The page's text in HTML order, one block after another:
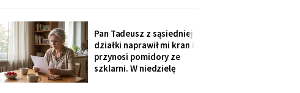
babcie. Córka obejrzała
dwa razy i powiedziała
tylko: „Mamo, mogłaś
chociaż zdjąć ten stary
fartuch".
Pan Tadeusz z sąsiedniej
działki naprawił mi kran i
przynosi pomidory ze
szklarni. W niedzielę